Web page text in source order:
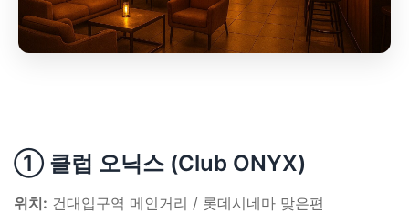
① 클럽 오닉스 (Club ONYX)
위치: 건대입구역 메인거리 / 롯데시네마 맞은편